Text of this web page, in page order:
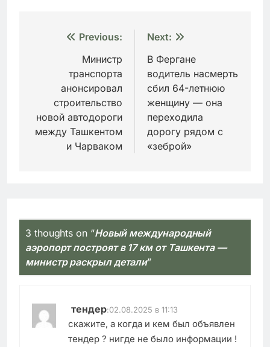
Навигация
записям
Previous:
Министр
транспорта
анонсировал
строительство
новой автодороги
между Ташкентом
и Чарваком
Next:
В Фергане
водитель насмерть
сбил 64-летнюю
женщину — она
переходила
дорогу рядом с
«зеброй»
3 thoughts on “Новый международный
аэропорт построят в 17 км от Ташкента —
министр раскрыл детали”
тендер:02.08.2025 в 11:13
скажите, а когда и кем был объявлен
тендер ? нигде не было информации !